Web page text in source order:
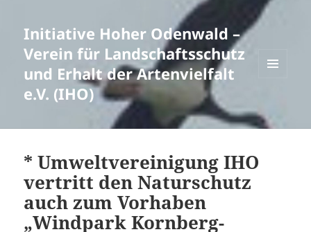
Initiative Hoher Odenwald –
Verein für Landschaftsschutz
und Erhalt der Artenvielfalt
e.V. (IHO)
* Umweltvereinigung IHO
vertritt den Naturschutz
auch zum Vorhaben
„Windpark Kornberg-